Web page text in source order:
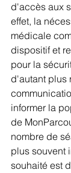
d'accès aux
effet, la
médicale
dispositif et
pour la
d'autant plus
informer la
de
nombre de
plus souvent
souhaité est